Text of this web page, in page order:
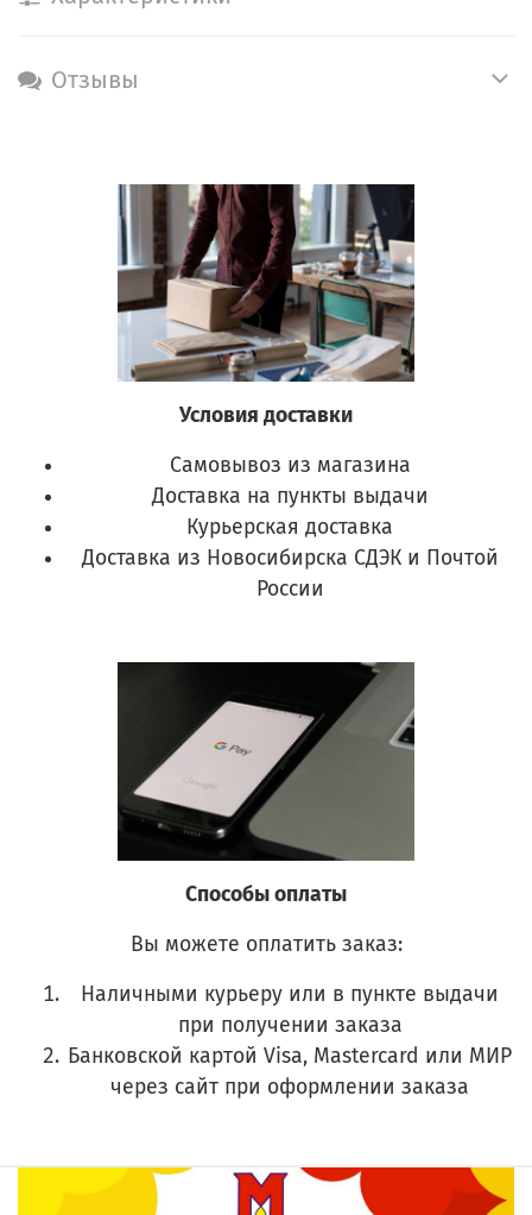
Отзывы
Условия доставки
Самовывоз из магазина
Доставка на пункты выдачи
Курьерская доставка
Доставка из Новосибирска СДЭК и Почтой
России
Способы оплаты
Вы можете оплатить заказ:
Наличными курьеру или в пункте выдачи
при получении заказа
Банковской картой Visa, Mastercard или МИР
через сайт при оформлении заказа